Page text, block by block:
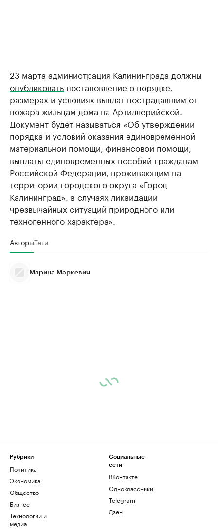
23 марта администрация Калининграда должны
опубликовать постановление о порядке,
размерах и условиях выплат пострадавшим от
пожара жильцам дома на Артиллерийской.
Документ будет называться «Об утверждении
порядка и условий оказания единовременной
материальной помощи, финансовой помощи,
выплаты единовременных пособий гражданам
Российской Федерации, проживающим на
территории городского округа «Город
Калининград», в случаях ликвидации
чрезвычайных ситуаций природного или
техногенного характера».
АвторыТеги
Марина Маркевич
Рубрики
Политика
Экономика
Общество
Бизнес
Технологии и
медиа
Социальные
сети
ВКонтакте
Одноклассники
Telegram
Дзен